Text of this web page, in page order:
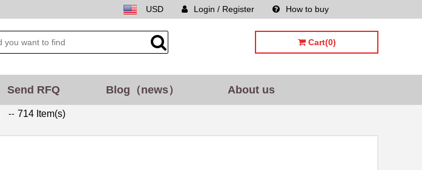
How to buy
Login / Register
USD
Cart(0)
Send RFQ Blog（news） About us
-- 714 Item(s)